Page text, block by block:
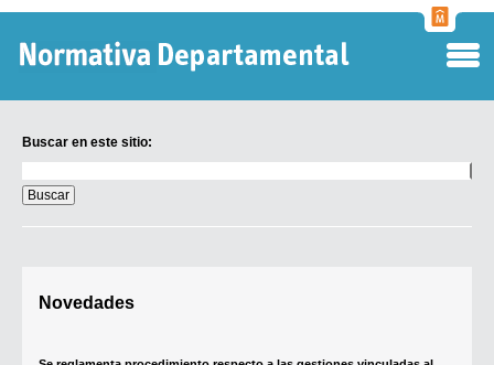
Buscar en este sitio:
en
este
sitio:
Novedades